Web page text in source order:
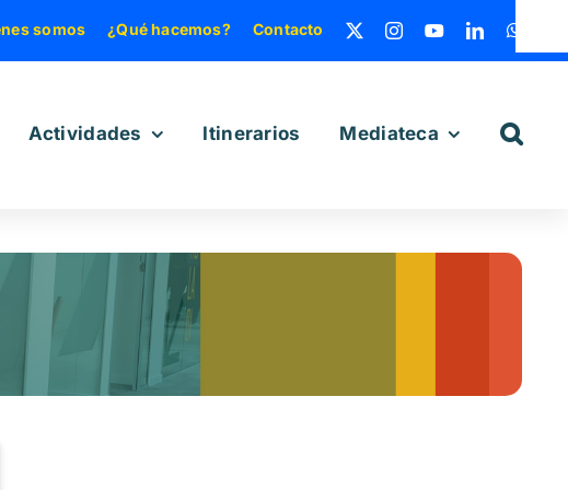
somos ¿Qué hacemos? Contacto
Actividades Itinerarios Mediateca